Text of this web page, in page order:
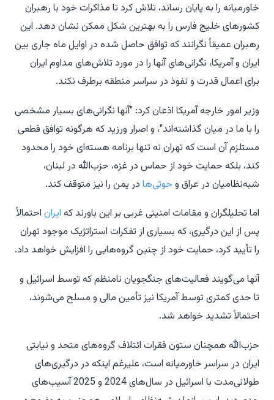
خاورمیانه را به پایان رساند، تلاش کرد تا مذاکرات خود با رهبران
کشورهای خلیج فارس را به بهترین شکل ممکن نشان دهد. این
رهبران عمیقاً نگرانند که توافق حاصل شده در اوایل ماه جاری بین
ایران و آمریکا، نگرانی‌های آنها را در مورد تلاش‌های مداوم ایران
برای اعمال قدرت و نفوذ در سراسر منطقه برطرف نکند.
وزیر امور خارجه آمریکا اذعان کرد: "آنها نگرانی‌های بسیار مشخصی
را با ما در میان گذاشته‌اند"، و اصرار ورزید که هرگونه توافق قطعی
مستلزم آن است که تهران نه تنها برنامه هسته‌ای خود را محدود
کند، بلکه حمایت خود از حماس در غزه، حزب‌الله در لبنان،
شبه‌نظامیان در عراق و حوثی‌ها در یمن را نیز متوقف کند.
اما تحلیلگران و مقامات امنیتی غربی بر این باورند که ایران احتمالاً
پس از این درگیری، که بسیاری از تفکرات استراتژیک موجود تهران
را تأیید کرد، حمایت خود از چنین گروه‌هایی را افزایش خواهد داد.
آنها می‌گویند فعالیت‌های جنگجویان نامنظم که توسط اسرائیل و
تا حدی کمتری توسط آمریکا نیز تأمین مالی و مسلح می‌شوند،
احتمالاً تشدید خواهد شد.
حزب‌الله همچنان ستون فقرات ائتلاف گروه‌های متحد و نیابتی
ایران در سراسر خاورمیانه است، علیرغم اینکه در درگیری‌های
طولانی‌مدت با اسرائیل در سال‌های 2024 و 2025 آسیب‌های